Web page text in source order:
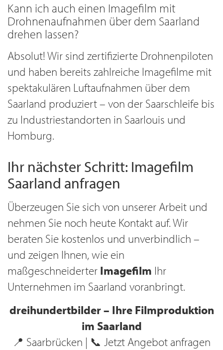
Kann ich auch einen Imagefilm mit
Drohnenaufnahmen über dem Saarland
drehen lassen?
Absolut! Wir sind zertifizierte Drohnenpiloten
und haben bereits zahlreiche Imagefilme mit
spektakulären Luftaufnahmen über dem
Saarland produziert – von der Saarschleife bis
zu Industriestandorten in Saarlouis und
Homburg.
Ihr nächster Schritt: Imagefilm
Saarland anfragen
Überzeugen Sie sich von unserer Arbeit und
nehmen Sie noch heute Kontakt auf. Wir
beraten Sie kostenlos und unverbindlich –
und zeigen Ihnen, wie ein
maßgeschneiderter Imagefilm Ihr
Unternehmen im Saarland voranbringt.
dreihundertbilder – Ihre Filmproduktion
im Saarland
📍 Saarbrücken | 📞 Jetzt Angebot anfragen